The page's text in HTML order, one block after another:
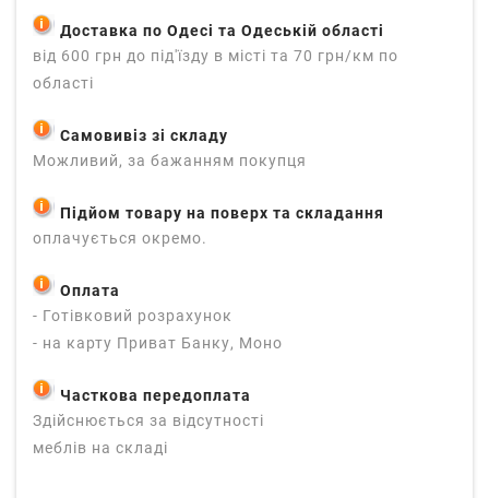
Доставка по Одесі та Одеській області
від 600 грн до під'їзду в місті та 70 грн/км по
області
Самовивіз зі складу
Можливий, за бажанням покупця
Підйом товару на поверх та складання
оплачується окремо.
Оплата
- Готівковий розрахунок
- на карту Приват Банку, Моно
Часткова передоплата
Здійснюється за відсутності
меблів на складі